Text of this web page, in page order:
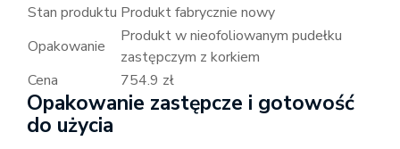
Stan produktu Produkt fabrycznie nowy
Opakowanie
Produkt w nieofoliowanym pudełku
zastępczym z korkiem
Cena
754.9 zł
Opakowanie zastępcze i gotowość
do użycia